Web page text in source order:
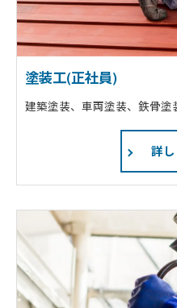
塗装工(正社員)
建築塗装、車両塗装、鉄骨塗
詳